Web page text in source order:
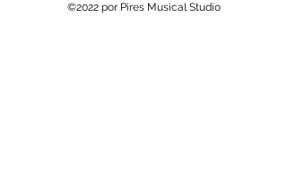
©2022 por Pires Musical Studio